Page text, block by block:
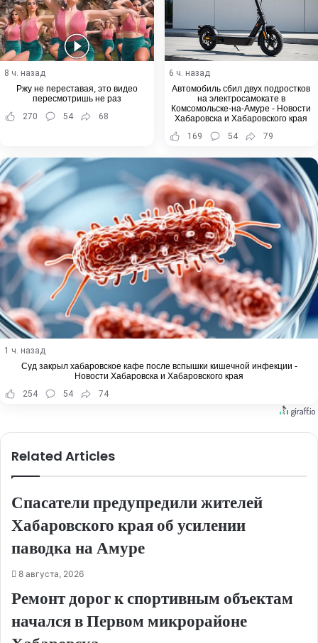
8 ч. назад
Ржу не переставая, это видео
пересмотришь не раз
270
54 68
6 ч. назад
Автомобиль сбил двух подростков
на электросамокате в
Комсомольске-на-Амуре - Новости
Хабаровска и Хабаровского края
169
54 79
1 ч. назад
Суд закрыл хабаровское кафе после вспышки кишечной инфекции -
Новости Хабаровска и Хабаровского края
254
54 74
Related Articles
Спасатели предупредили жителей
Хабаровского края об усилении
паводка на Амуре
8 августа, 2026
Ремонт дорог к спортивным объектам
начался в Первом микрорайоне